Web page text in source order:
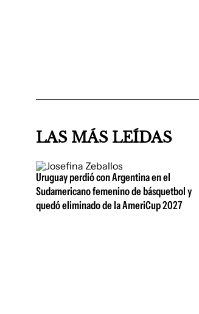
LAS MÁS LEÍDAS
Uruguay perdió con Argentina en el
Sudamericano femenino de básquetbol y
quedó eliminado de la AmeriCup 2027